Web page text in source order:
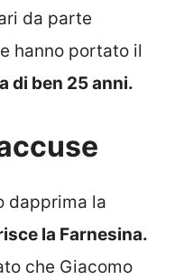
da parte
hanno portato il
di ben 25 anni.
dapprima la
la Farnesina.
che Giacomo